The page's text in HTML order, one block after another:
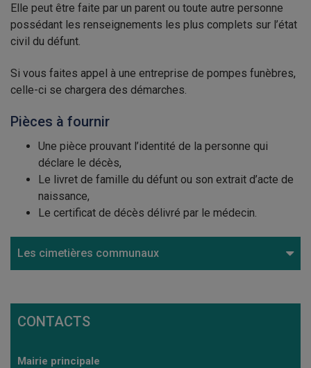
Elle peut être faite par un parent ou toute autre personne
possédant les renseignements les plus complets sur l’état
civil du défunt.
Si vous faites appel à une entreprise de pompes funèbres,
celle-ci se chargera des démarches.
Pièces à fournir
Une pièce prouvant l’identité de la personne qui
déclare le décès,
Le livret de famille du défunt ou son extrait d’acte de
naissance,
Le certificat de décès délivré par le médecin.
Les cimetières communaux
CONTACTS
Mairie principale